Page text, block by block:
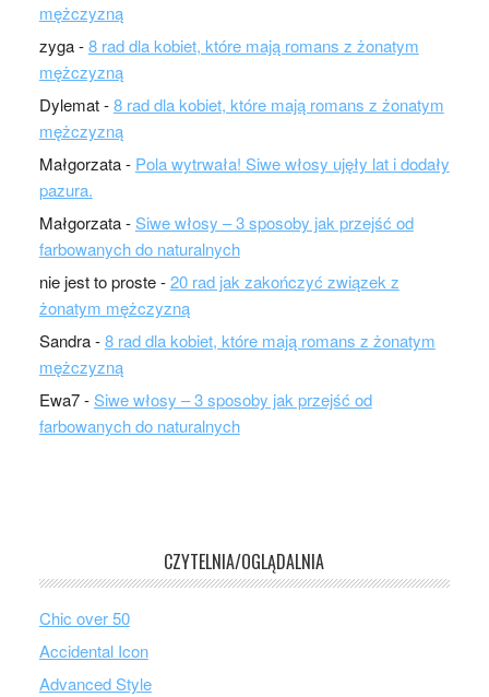
mężczyzną
zyga-8 rad dla kobiet, które mają romans z żonatym
mężczyzną
Dylemat-8 rad dla kobiet, które mają romans z żonatym
mężczyzną
Małgorzata- Pola wytrwała! Siwe włosy ujęły lat i dodały
pazura.
Małgorzata-Siwe włosy – 3 sposoby jak przejść od
farbowanych do naturalnych
nie jest to proste-20 rad jak zakończyć związek z
żonatym mężczyzną
Sandra-8 rad dla kobiet, które mają romans z żonatym
mężczyzną
Ewa7-Siwe włosy – 3 sposoby jak przejść od
farbowanych do naturalnych
CZYTELNIA/OGLĄDALNIA
Chic over 50
Accidental Icon
Advanced Style